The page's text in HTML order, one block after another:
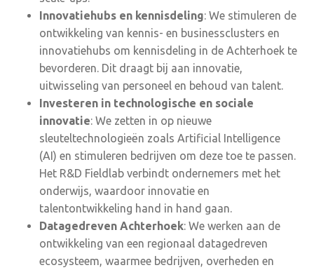
Innovatiehubs en kennisdeling: We stimuleren de
ontwikkeling van kennis- en businessclusters en
innovatiehubs om kennisdeling in de Achterhoek te
bevorderen. Dit draagt bij aan innovatie,
uitwisseling van personeel en behoud van talent.
Investeren in technologische en sociale
innovatie: We zetten in op nieuwe
sleuteltechnologieën zoals Artificial Intelligence
(AI) en stimuleren bedrijven om deze toe te passen.
Het R&D Fieldlab verbindt ondernemers met het
onderwijs, waardoor innovatie en
talentontwikkeling hand in hand gaan.
Datagedreven Achterhoek: We werken aan de
ontwikkeling van een regionaal datagedreven
ecosysteem, waarmee bedrijven, overheden en